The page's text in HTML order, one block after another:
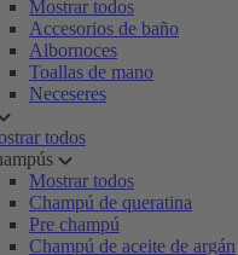
Mostrar todos
Accesorios de baño
Albornoces
Toallas de mano
Neceseres
todos
Mostrar todos
Champú de queratina
Pre champú
Champú de aceite de argán